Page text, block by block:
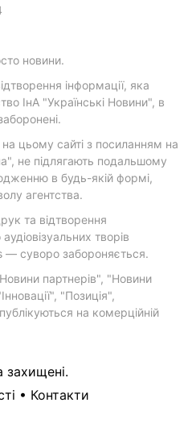
новини.
інформації, яка
ІнА "Українські Новини", в
на цьому сайті з посиланням на
не підлягають подальшому
в будь-якій формі,
агентства.
та відтворення
творів
— суворо забороняється.
партнерів", "Новини
"Позиція",
на комерційній
• Контакти